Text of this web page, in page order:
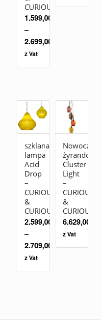
CURIOUSA
1.599,00
–
2.699,00
z Vat
szklana
lampa
Acid
Drop
–
CURIOUSA
&
CURIOUSA
2.599,00
–
2.709,00 zł
z Vat
Nowoczesny
żyrandol
Cluster
Light
–
CURIOUSA
&
CURIOUSA
6.629,00
z Vat